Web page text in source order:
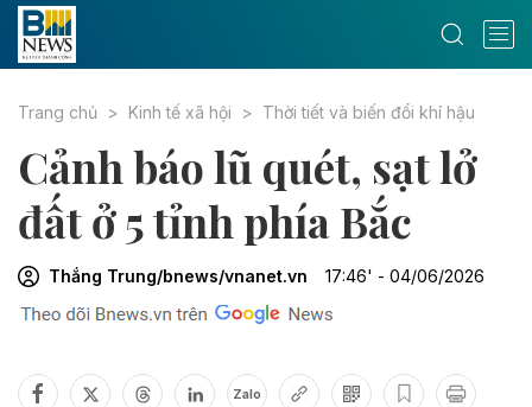
Trang chủ Kinh tế xã hội Thời tiết và biến đổi khí hậu
Cảnh báo lũ quét, sạt lở
đất ở 5 tỉnh phía Bắc
Thắng Trung/bnews/vnanet.vn 17:46' - 04/06/2026
Zalo